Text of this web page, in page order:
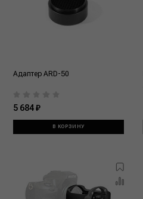
Адаптер ARD-50
5 684 ₽
В КОРЗИНУ